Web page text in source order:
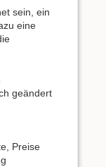
sein, ein
eine
geändert
Preise